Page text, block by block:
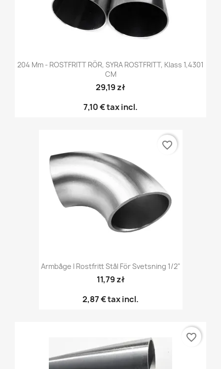
204 Mm - ROSTFRITT RÖR, SYRA ROSTFRITT, Klass 1,4301
CM
29,19 zł
7,10 €tax incl.
Armbåge I Rostfritt Stål För Svetsning 1/2"
11,79 zł
2,87 €tax incl.
favorite_border
favorite_border